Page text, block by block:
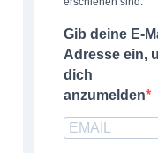
Gib deine E-
Adresse ein,
dich
anzumelden